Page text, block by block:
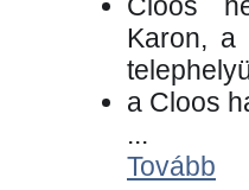
Karon, a
a Cloos
...
Tovább